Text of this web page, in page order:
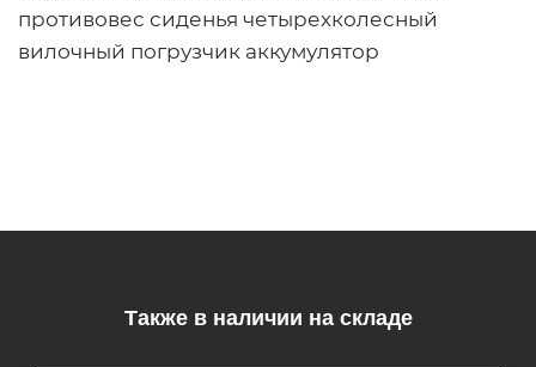
противовес сиденья четырехколесный
вилочный погрузчик аккумулятор
Также в наличии на складе